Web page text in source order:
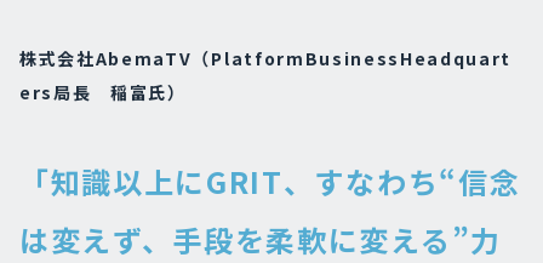
株式会社AbemaTV（PlatformBusinessHeadquart
ers局長 稲富氏）
「知識以上にGRIT、すなわち“信念
は変えず、手段を柔軟に変える”力